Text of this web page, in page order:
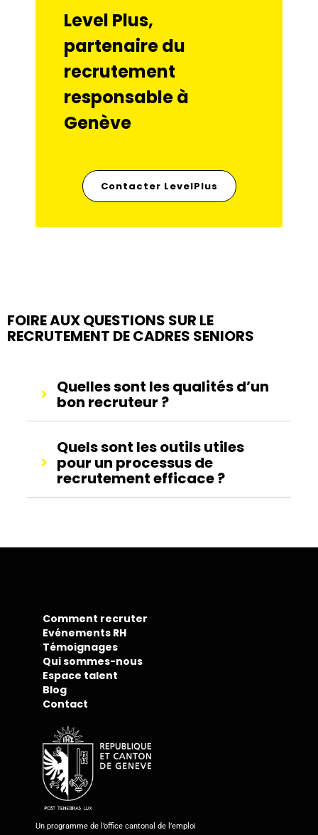
Level Plus,
partenaire du
recrutement
responsable à
Genève
Contacter LevelPlus
FOIRE AUX QUESTIONS SUR LE
RECRUTEMENT DE CADRES SENIORS
Quelles sont les qualités d’un
bon recruteur ?
Quels sont les outils utiles
pour un processus de
recrutement efficace ?
Comment recruter
Evénements RH
Témoignages
Qui sommes-nous
Espace talent
Blog
Contact
Un programme de l’office cantonal de l’emploi